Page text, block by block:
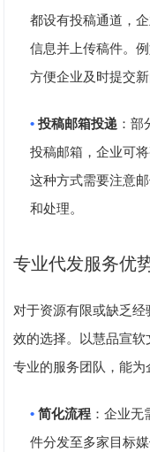
都设有投稿通道，
信息并上传稿件。
方便企业及时提交新
•投稿邮箱投递 ：
投稿邮箱，企业可
这种方式需要注意
和处理。
专业代发服务优
对于资源有限或缺乏
效的选择。以慧品宣软
专业的服务团队，能为
•简化流程 ：企业
件分发至多家目标